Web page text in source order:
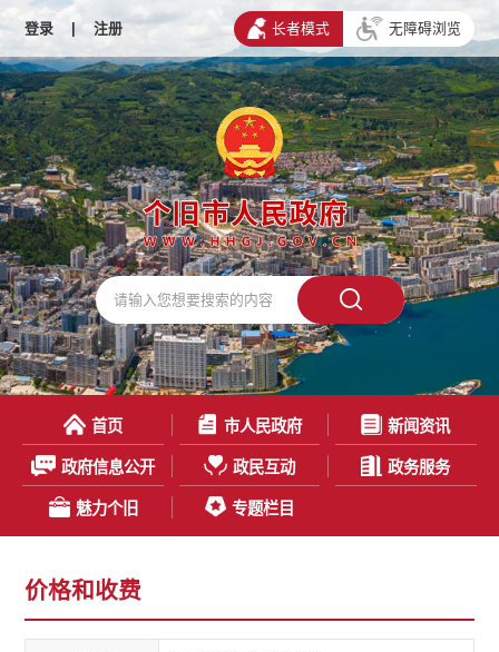
登录 | 注册 长者模式 无障碍浏览
首页 市人民政府 新闻资讯
政府信息公开 政民互动 政务服务
魅力个旧 专题栏目
价格和收费